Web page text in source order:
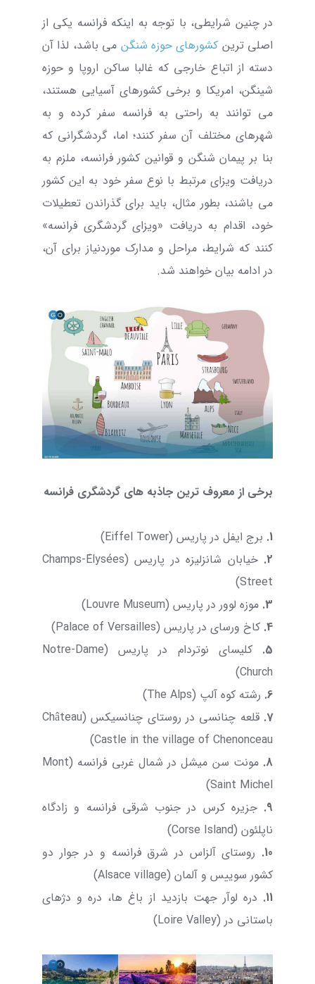
در چنین شرایطی، با توجه به اینکه فرانسه یکی از
اصلی ترین کشورهای حوزه شنگن می باشد، لذا آن
دسته از اتباع خارجی که غالبا ساکن اروپا و حوزه
شینگن، امریکا و برخی کشورهای آسیایی هستند،
می توانند به راحتی به فرانسه سفر کرده و به
شهرهای مختلف آن سفر کنند؛ اما، گردشگرانی که
بنا بر پیمان شنگن و قوانین کشور فرانسه، ملزم به
دریافت ویزای مرتبط با نوع سفر خود به این کشور
می باشند، بطور مثال، باید برای گذراندن تعطیلات
خود، اقدام به دریافت «ویزای گردشگری فرانسه»
کنند که شرایط، مراحل و مدارک موردنیاز برای آن،
در ادامه بیان خواهند شد.
برخی از معروف ترین جاذبه های گردشگری فرانسه
1. برج ایفل در پاریس (Eiffel Tower)
2.
خیابان شانزلیزه در پاریس (Champs-Élysées
Street)
3. موزه لوور در پاریس (Louvre Museum)
4. کاخ ورسای در پاریس (Palace of Versailles)
5.
کلیسای نوتردام در پاریس (Notre-Dame
Church)
6. رشته کوه آلپ (The Alps)
7.
قلعه چنانسی در روستای چنانسیکس (Château
Castle in the village of Chenonceau)
8.
مونت سن میشل در شمال غربی فرانسه (Mont
Saint Michel)
9. جزیره کرس در جنوب شرقی فرانسه و زادگاه
ناپلئون (Corse Island)
10. روستای آلزاس در شرق فرانسه و در جوار دو
کشور سوییس و آلمان (Alsace village)
11. دره لوآر جهت بازدید از باغ ها، دره و دژهای
باستانی در (Loire Valley)